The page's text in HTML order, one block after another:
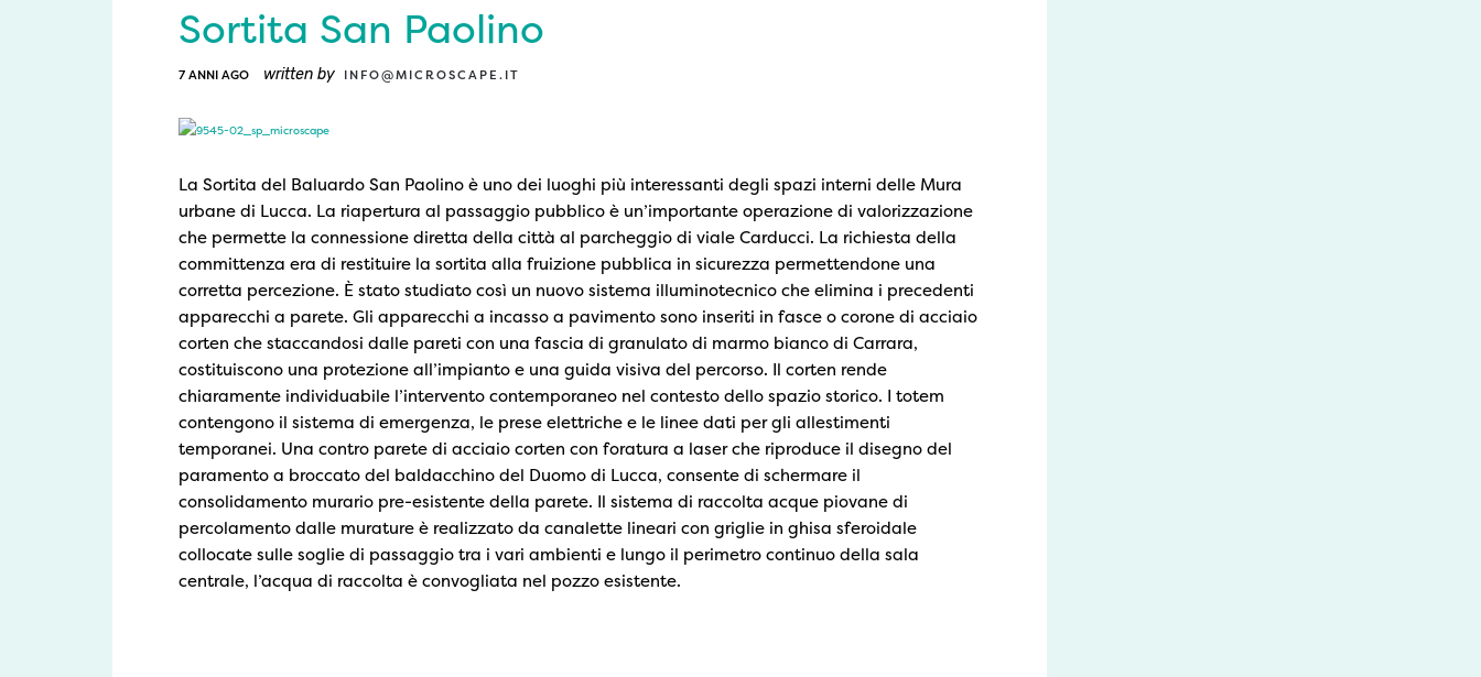
Sortita San Paolino
7 ANNI AGO written by INFO@MICROSCAPE.IT
La Sortita del Baluardo San Paolino è uno dei luoghi più interessanti degli spazi interni delle Mura
urbane di Lucca. La riapertura al passaggio pubblico è un’importante operazione di valorizzazione
che permette la connessione diretta della città al parcheggio di viale Carducci. La richiesta della
committenza era di restituire la sortita alla fruizione pubblica in sicurezza permettendone una
corretta percezione. È stato studiato così un nuovo sistema illuminotecnico che elimina i precedenti
apparecchi a parete. Gli apparecchi a incasso a pavimento sono inseriti in fasce o corone di acciaio
corten che staccandosi dalle pareti con una fascia di granulato di marmo bianco di Carrara,
costituiscono una protezione all’impianto e una guida visiva del percorso. Il corten rende
chiaramente individuabile l’intervento contemporaneo nel contesto dello spazio storico. I totem
contengono il sistema di emergenza, le prese elettriche e le linee dati per gli allestimenti
temporanei. Una contro parete di acciaio corten con foratura a laser che riproduce il disegno del
paramento a broccato del baldacchino del Duomo di Lucca, consente di schermare il
consolidamento murario pre-esistente della parete. Il sistema di raccolta acque piovane di
percolamento dalle murature è realizzato da canalette lineari con griglie in ghisa sferoidale
collocate sulle soglie di passaggio tra i vari ambienti e lungo il perimetro continuo della sala
centrale, l’acqua di raccolta è convogliata nel pozzo esistente.